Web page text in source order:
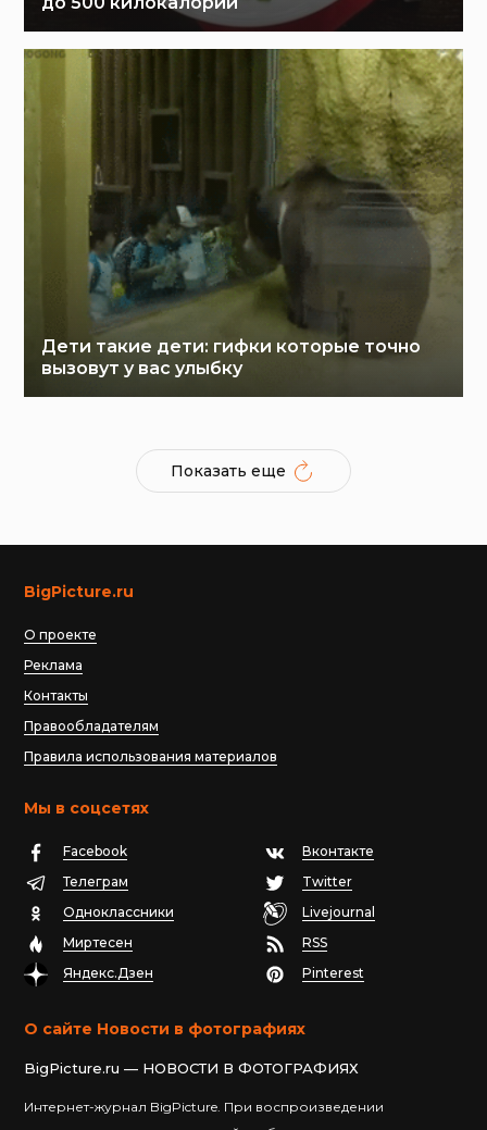
Дети такие дети: гифки которые точно
вызовут у вас улыбку
Показать еще
BigPicture.ru
О проекте
Реклама
Контакты
Правообладателям
Правила использования материалов
Мы в соцсетях
Facebook
Вконтакте
Телеграм
Twitter
Одноклассники
Livejournal
Миртесен
RSS
Яндекс.Дзен
Pinterest
О сайте Новости в фотографиях
BigPicture.ru — НОВОСТИ В ФОТОГРАФИЯХ
Интернет-журнал BigPicture. При воспроизведении